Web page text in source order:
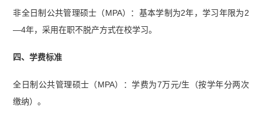
非全日制公共管理硕士（MPA）：基本学制为2年，学习年限为2
—4年，采用在职不脱产方式在校学习。
四、学费标准
全日制公共管理硕士（MPA）：学费为7万元/生（按学年分两次
缴纳）。